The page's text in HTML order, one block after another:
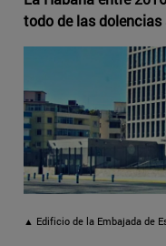
todo de las
▲ Edificio de la Embajada de